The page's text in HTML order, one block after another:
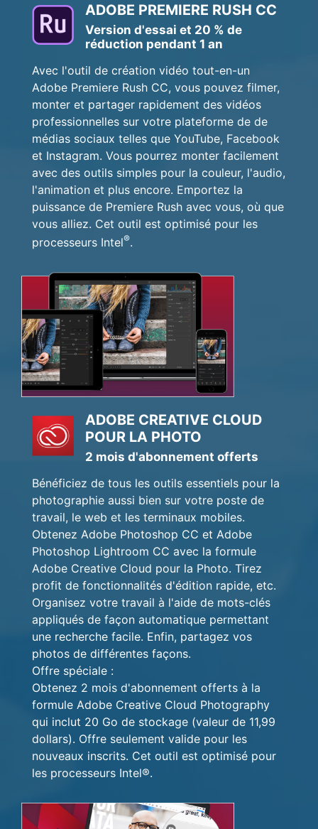
ADOBE PREMIERE RUSH CC
Version d'essai et 20 % de
réduction pendant 1 an
Avec l'outil de création vidéo tout-en-un
Adobe Premiere Rush CC, vous pouvez filmer,
monter et partager rapidement des vidéos
professionnelles sur votre plateforme de de
médias sociaux telles que YouTube, Facebook
et Instagram. Vous pourrez monter facilement
avec des outils simples pour la couleur, l'audio,
l'animation et plus encore. Emportez la
puissance de Premiere Rush avec vous, où que
vous alliez. Cet outil est optimisé pour les
processeurs Intel®.
ADOBE CREATIVE CLOUD
POUR LA PHOTO
2 mois d'abonnement offerts
Bénéficiez de tous les outils essentiels pour la
photographie aussi bien sur votre poste de
travail, le web et les terminaux mobiles.
Obtenez Adobe Photoshop CC et Adobe
Photoshop Lightroom CC avec la formule
Adobe Creative Cloud pour la Photo. Tirez
profit de fonctionnalités d'édition rapide, etc.
Organisez votre travail à l'aide de mots-clés
appliqués de façon automatique permettant
une recherche facile. Enfin, partagez vos
photos de différentes façons.
Offre spéciale :
Obtenez 2 mois d'abonnement offerts à la
formule Adobe Creative Cloud Photography
qui inclut 20 Go de stockage (valeur de 11,99
dollars). Offre seulement valide pour les
nouveaux inscrits. Cet outil est optimisé pour
les processeurs Intel®.